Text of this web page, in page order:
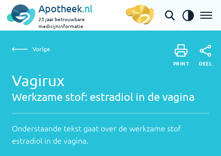
Apotheek.nl
25 jaar betrouwbare
medicijninformatie
Vagirux | estradiol in de vagina
Werkzame
in
de
vagina
Onderstaande
over
de
werkzame
Vorige
Vagirux
Werkzame stof: estradiol in de vagina
Onderstaande tekst gaat over de werkzame stof
estradiol in de vagina.
PRINT DEEL